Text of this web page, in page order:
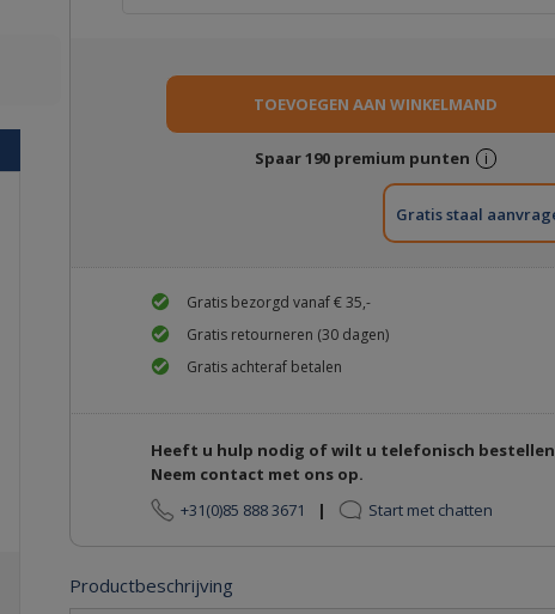
Spaar190premium punten i
Gratis staal
Gratis bezorgd vanaf € 35,-
Gratis retourneren (30 dagen)
Gratis achteraf betalen
Heeft u hulp nodig of wilt u telefonisch
Neem contact met ons op.
+31(0)85 888 3671
| Start met chatten
Productbeschrijving